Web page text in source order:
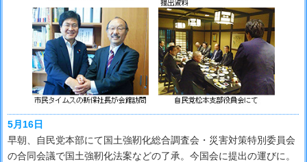
5月16日
早朝、自民党本部にて国土強靭化総合調査会・災害対策特別委員会
の合同会議で国土強靭化法案などの了承。今国会に提出の運びに。